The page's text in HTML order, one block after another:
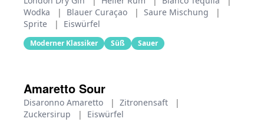
Wodka
| Blauer Curaçao | Saure Mischung
|
Sprite
| Eiswürfel
Moderner Klassiker Süß Sauer
Amaretto Sour
Disaronno Amaretto | Zitronensaft
|
Zuckersirup
| Eiswürfel